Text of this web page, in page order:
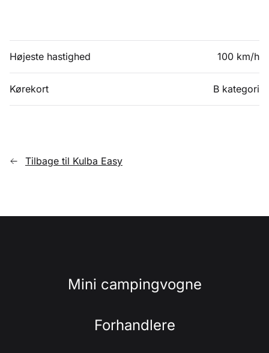
Højeste hastighed 100 km/h
Kørekort B kategori
Tilbage til Kulba Easy
Mini campingvogne
Forhandlere